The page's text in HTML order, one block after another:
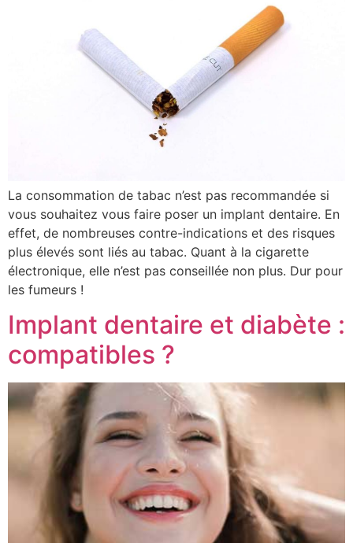
La consommation de tabac n’est pas recommandée si
vous souhaitez vous faire poser un implant dentaire. En
effet, de nombreuses contre-indications et des risques
plus élevés sont liés au tabac. Quant à la cigarette
électronique, elle n’est pas conseillée non plus. Dur pour
les fumeurs !
Implant dentaire et diabète :
compatibles ?